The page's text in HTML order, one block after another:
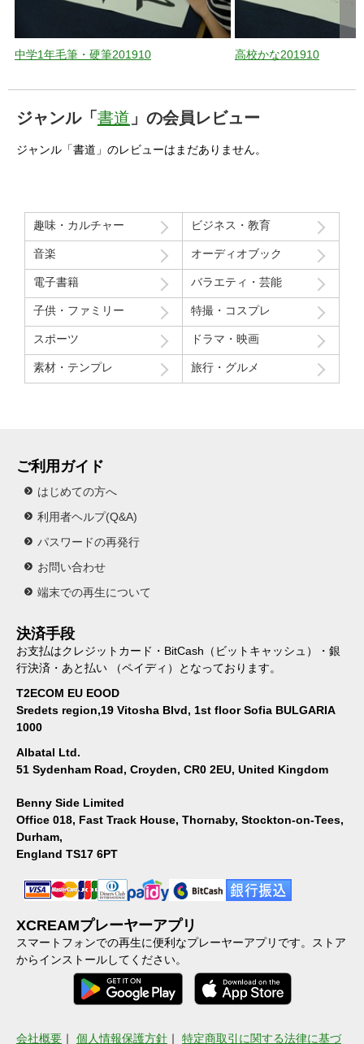
中学1年毛筆・硬筆201910 高校かな201910
ジャンル「 書道 」の会員レビュー
ジャンル「書道」のレビューはまだありません。
趣味・カルチャー ビジネス・教育
音楽 オーディオブック
電子書籍 バラエティ・芸能
子供・ファミリー 特撮・コスプレ
スポーツ ドラマ・映画
素材・テンプレ 旅行・グルメ
ご利用ガイド
はじめての方へ
利用者ヘルプ(Q&A)
パスワードの再発行
お問い合わせ
端末での再生について
決済手段
お支払はクレジットカード・BitCash（ビットキャッシュ）・銀
行決済・あと払い （ペイディ）となっております。
T2ECOM EU EOOD
Sredets region,19 Vitosha Blvd, 1st floor Sofia BULGARIA
1000
Albatal Ltd.
51 Sydenham Road, Croyden, CR0 2EU, United Kingdom
Benny Side Limited
Office 018, Fast Track House, Thornaby, Stockton-on-Tees,
Durham,
England TS17 6PT
XCREAMプレーヤーアプリ
スマートフォンでの再生に便利なプレーヤーアプリです。ストア
からインストールしてください。
会社概要 ｜ 個人情報保護方針 ｜ 特定商取引に関する法律に基づ